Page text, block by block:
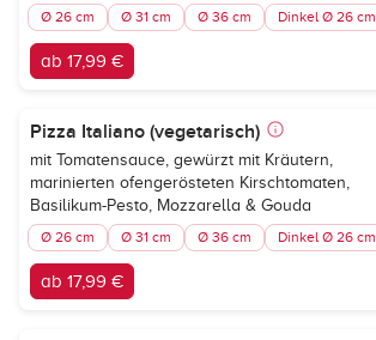
Ø 26 cm Ø 31 cm Ø 36 cm Dinkel Ø 26 cm
ab 17,99 €
Pizza Italiano (vegetarisch)
mit Tomatensauce, gewürzt mit Kräutern,
marinierten ofengerösteten Kirschtomaten,
Basilikum-Pesto, Mozzarella & Gouda
Ø 26 cm Ø 31 cm Ø 36 cm Dinkel Ø 26 cm
ab 17,99 €